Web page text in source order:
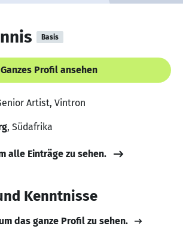
Basis
Ganzes Profil ansehen
Artist, Vintron
, Südafrika
alle Einträge zu sehen.
Kenntnisse
das ganze Profil zu sehen.